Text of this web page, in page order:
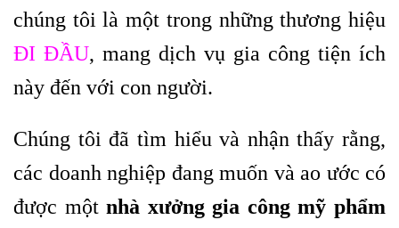
chúng tôi là một trong những thương hiệu
ĐI ĐẦU, mang dịch vụ gia công tiện ích
này đến với con người.
Chúng tôi đã tìm hiểu và nhận thấy rằng,
các doanh nghiệp đang muốn và ao ước có
được mộtnhà xưởng gia công mỹ phẩm